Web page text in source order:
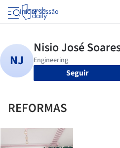
Iniciar sessão
Seguir
REFORMAS